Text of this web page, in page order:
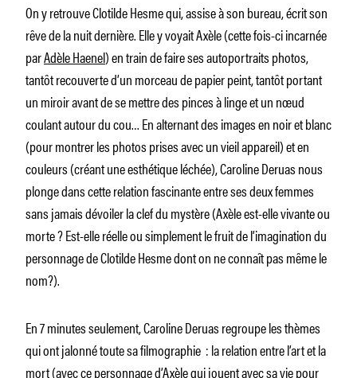
On y retrouve Clotilde Hesme qui, assise à son bureau, écrit son
rêve de la nuit dernière. Elle y voyait Axèle (cette fois-ci incarnée
parAdèle Haenel) en train de faire ses autoportraits photos,
tantôt recouverte d’un morceau de papier peint, tantôt portant
un miroir avant de se mettre des pinces à linge et un nœud
coulant autour du cou… En alternant des images en noir et blanc
(pour montrer les photos prises avec un vieil appareil) et en
couleurs (créant une esthétique léchée), Caroline Deruas nous
plonge dans cette relation fascinante entre ses deux femmes
sans jamais dévoiler la clef du mystère (Axèle est-elle vivante ou
morte ? Est-elle réelle ou simplement le fruit de l’imagination du
personnage de Clotilde Hesme dont on ne connaît pas même le
nom?).
En 7 minutes seulement, Caroline Deruas regroupe les thèmes
qui ont jalonné toute sa filmographie : la relation entre l’art et la
mort (avec ce personnage d’Axèle qui jouent avec sa vie pour